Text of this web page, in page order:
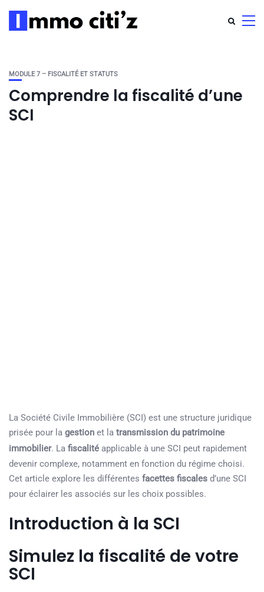
MODULE 7 – FISCALITÉ ET STATUTS
Comprendre la fiscalité d’une
SCI
La Société Civile Immobilière (SCI) est une structure juridique
prisée pour la gestion et la transmission du patrimoine
immobilier. La fiscalité applicable à une SCI peut rapidement
devenir complexe, notamment en fonction du régime choisi.
Cet article explore les différentes facettes fiscales d’une SCI
pour éclairer les associés sur les choix possibles.
Introduction à la SCI
Simulez la fiscalité de votre
SCI